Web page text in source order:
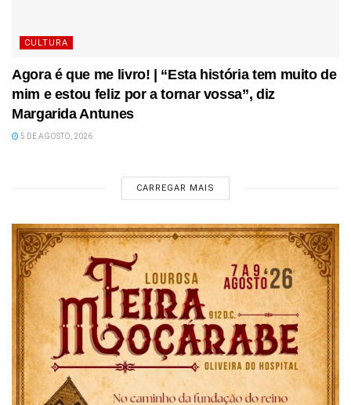
CULTURA
Agora é que me livro! | “Esta história tem muito de
mim e estou feliz por a tornar vossa”, diz
Margarida Antunes
5 DE AGOSTO, 2026
CARREGAR MAIS